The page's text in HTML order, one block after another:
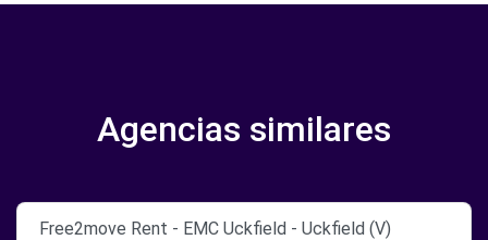
Agencias similares
Free2move Rent - EMC Uckfield - Uckfield (V)